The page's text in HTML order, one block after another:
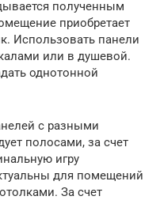
полученным
приобретает
Использовать панели
или в душевой.
однотонной
с разными
полосами, за счет
игру
для помещений
За счет